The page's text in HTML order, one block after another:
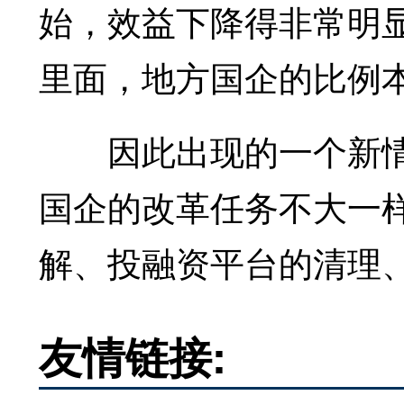
始，效益下降得非常明
里面，地方国企的比例
因此出现的一个新
国企的改革任务不大一
解、投融资平台的清理
友情链接: